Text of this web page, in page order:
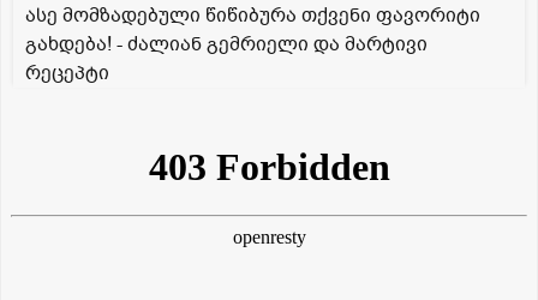
ასე მომზადებული წიწიბურა თქვენი ფავორიტი
გახდება! - ძალიან გემრიელი და მარტივი
რეცეპტი